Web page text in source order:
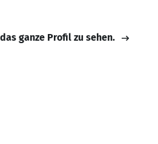
ganze Profil zu sehen.